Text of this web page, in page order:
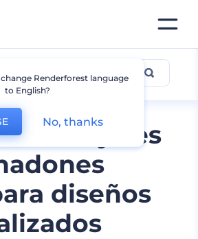
de cojines
diseños
Renderforest language
to English?
No, thanks